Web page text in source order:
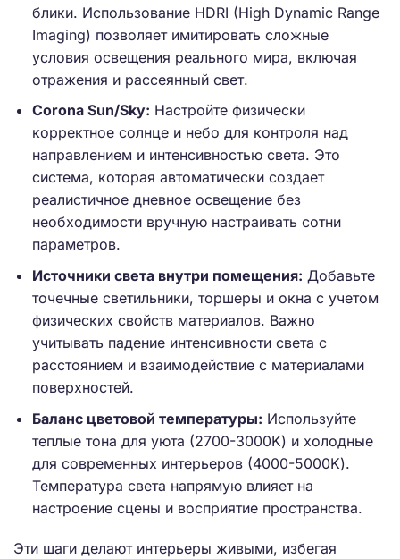
блики. Использование HDRI (High Dynamic Range
Imaging) позволяет имитировать сложные
условия освещения реального мира, включая
отражения и рассеянный свет.
Corona Sun/Sky: Настройте физически
корректное солнце и небо для контроля над
направлением и интенсивностью света. Это
система, которая автоматически создает
реалистичное дневное освещение без
необходимости вручную настраивать сотни
параметров.
Источники света внутри помещения: Добавьте
точечные светильники, торшеры и окна с учетом
физических свойств материалов. Важно
учитывать падение интенсивности света с
расстоянием и взаимодействие с материалами
поверхностей.
Баланс цветовой температуры: Используйте
теплые тона для уюта (2700-3000K) и холодные
для современных интерьеров (4000-5000K).
Температура света напрямую влияет на
настроение сцены и восприятие пространства.
Эти шаги делают интерьеры живыми, избегая